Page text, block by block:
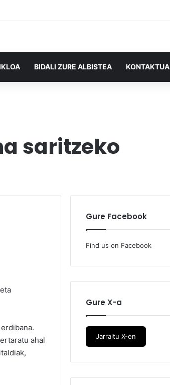
BIDALI ZURE ALBISTEA KONTAKTUA
saritzeko
ahal
Gure Facebook
Find us on Facebook
Gure X-a
Jarraitu X-en